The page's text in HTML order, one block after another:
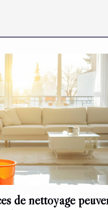
de nettoyage